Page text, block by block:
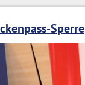
Sperre